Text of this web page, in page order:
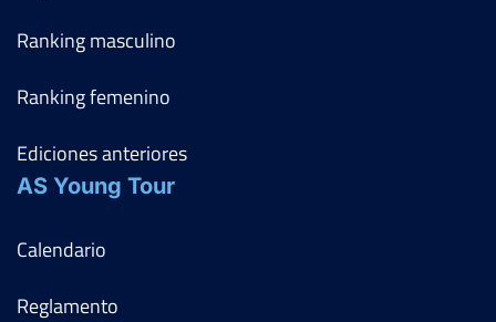
Ranking masculino
Ranking femenino
Ediciones anteriores
AS Young Tour
Calendario
Reglamento